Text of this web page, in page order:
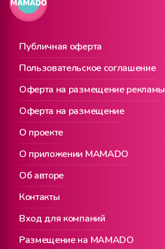
Публичная оферта
О проекте
Вход для компаний
Пользовательское соглашение
О приложении MAMADO
Размещение на MAMADO
Оферта на размещение рекламы
Об авторе
Оферта на размещение
Контакты